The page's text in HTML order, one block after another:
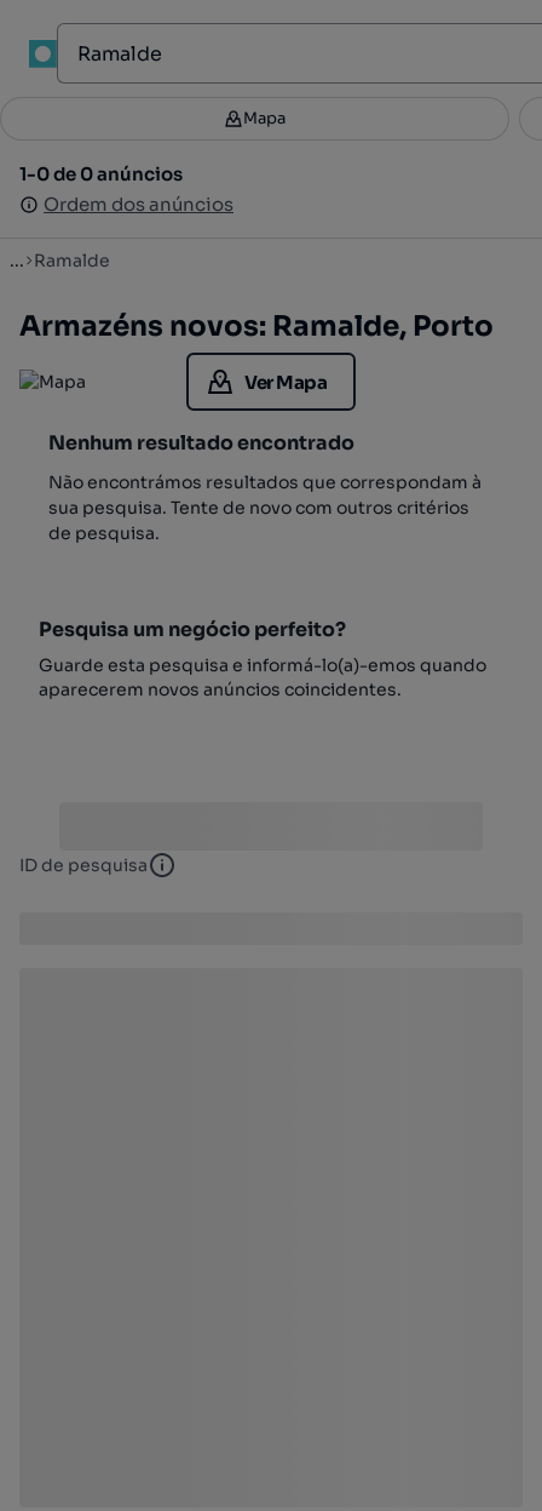
Filtros 3
1-0 de 0 anúncios
Ordem dos anúncios
Mapa
1-0 de 0 anúncios
Ordem dos anúncios
... Ramalde
Armazéns novos: Ramalde, Porto
Ver Mapa
Nenhum resultado encontrado
Não encontrámos resultados que correspondam à
sua pesquisa. Tente de novo com outros critérios
de pesquisa.
Pesquisa um negócio perfeito?
Guarde esta pesquisa e informá-lo(a)-emos quando
aparecerem novos anúncios coincidentes.
ID de pesquisa ID de pesquisa